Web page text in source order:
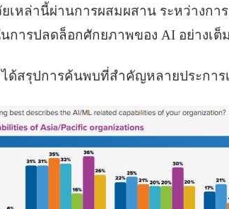
เหล่านี้ผ่านการผสมผสาน ระหว่างก
ารปลดล็อกศักยภาพของ AI อย่างเต็
ได้สรุปการค้นพบที่สําคัญหลายประกา